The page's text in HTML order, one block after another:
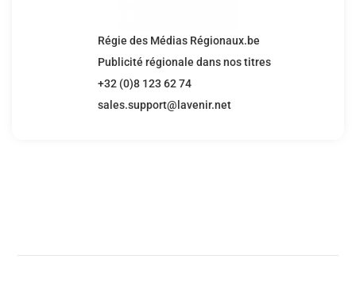
Régie des Médias Régionaux.be
Publicité régionale dans nos titres
+32 (0)8 123 62 74
sales.support@lavenir.net